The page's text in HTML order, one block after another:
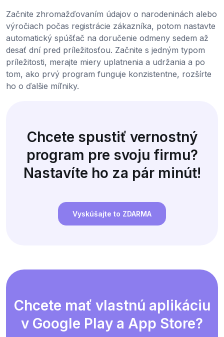
Začnite zhromažďovaním údajov o narodeninách alebo
výročiach počas registrácie zákazníka, potom nastavte
automatický spúšťač na doručenie odmeny sedem až
desať dní pred príležitosťou. Začnite s jedným typom
príležitosti, merajte miery uplatnenia a udržania a po
tom, ako prvý program funguje konzistentne, rozšírte
ho o ďalšie míľniky.
Chcete spustiť vernostný
program pre svoju firmu?
Nastavíte ho za pár minút!
Vyskúšajte to ZDARMA
Chcete mať vlastnú aplikáciu
v Google Play a App Store?